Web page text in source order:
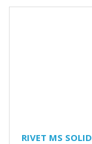
RIVET MS SOLID